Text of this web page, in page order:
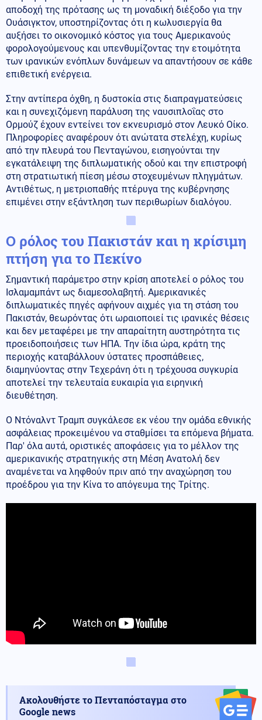
αποδοχή της πρότασης ως τη μοναδική διέξοδο για την
Ουάσιγκτον, υποστηρίζοντας ότι η κωλυσιεργία θα
αυξήσει το οικονομικό κόστος για τους Αμερικανούς
φορολογούμενους και υπενθυμίζοντας την ετοιμότητα
των ιρανικών ενόπλων δυνάμεων να απαντήσουν σε κάθε
επιθετική ενέργεια.
Στην αντίπερα όχθη, η δυστοκία στις διαπραγματεύσεις
και η συνεχιζόμενη παράλυση της ναυσιπλοΐας στο
Ορμούζ έχουν εντείνει τον εκνευρισμό στον Λευκό Οίκο.
Πληροφορίες αναφέρουν ότι ανώτατα στελέχη, κυρίως
από την πλευρά του Πενταγώνου, εισηγούνται την
εγκατάλειψη της διπλωματικής οδού και την επιστροφή
στη στρατιωτική πίεση μέσω στοχευμένων πληγμάτων.
Αντιθέτως, η μετριοπαθής πτέρυγα της κυβέρνησης
επιμένει στην εξάντληση των περιθωρίων διαλόγου.
Ο ρόλος του Πακιστάν και η κρίσιμη
πτήση για το Πεκίνο
Σημαντική παράμετρο στην κρίση αποτελεί ο ρόλος του
Ισλαμαμπάντ ως διαμεσολαβητή. Αμερικανικές
διπλωματικές πηγές αφήνουν αιχμές για τη στάση του
Πακιστάν, θεωρόντας ότι ωραιοποιεί τις ιρανικές θέσεις
και δεν μεταφέρει με την απαραίτητη αυστηρότητα τις
προειδοποιήσεις των ΗΠΑ. Την ίδια ώρα, κράτη της
περιοχής καταβάλλουν ύστατες προσπάθειες,
διαμηνύοντας στην Τεχεράνη ότι η τρέχουσα συγκυρία
αποτελεί την τελευταία ευκαιρία για ειρηνική
διευθέτηση.
Ο Ντόναλντ Τραμπ συγκάλεσε εκ νέου την ομάδα εθνικής
ασφάλειας προκειμένου να σταθμίσει τα επόμενα βήματα.
Παρ' όλα αυτά, οριστικές αποφάσεις για το μέλλον της
αμερικανικής στρατηγικής στη Μέση Ανατολή δεν
αναμένεται να ληφθούν πριν από την αναχώρηση του
προέδρου για την Κίνα το απόγευμα της Τρίτης.
Ακολουθήστε το Πενταπόσταγμα στο
Google news